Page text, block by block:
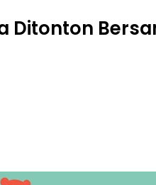
Ditonton